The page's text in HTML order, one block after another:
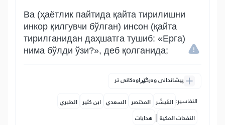
Ва (ҳаётлик пайтида қайта тирилишни
инкор қилгувчи бўлган) инсон (қайта
тирилганидан даҳшатга тушиб: «Ерга)
нима бўлди ўзи?», деб қолганида;
پیشاندانی وەرگێڕاوەکانی تر
التفاسير: المُيسَّر المختصر السعدي ابن كثير الطبري
النفحات المكية | هدايات